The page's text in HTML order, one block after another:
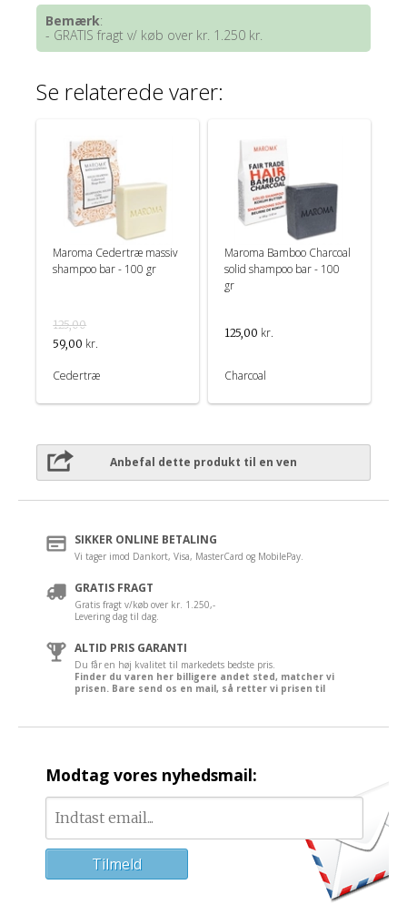
Bemærk:
- GRATIS fragt v/ køb over kr. 1.250 kr.
Se relaterede varer:
Maroma Cedertræ massiv
shampoo bar - 100 gr
125,00
59,00 kr.
Cedertræ
Maroma Bamboo Charcoal
solid shampoo bar - 100
gr
125,00 kr.
Charcoal
Anbefal dette produkt til en ven
SIKKER ONLINE BETALING
Vi tager imod Dankort, Visa, MasterCard og MobilePay.
GRATIS FRAGT
Gratis fragt v/køb over kr. 1.250,-
Levering dag til dag.
ALTID PRIS GARANTI
Du får en høj kvalitet til markedets bedste pris.
Finder du varen her billigere andet sted, matcher vi
prisen. Bare send os en mail, så retter vi prisen til
Modtag vores nyhedsmail: